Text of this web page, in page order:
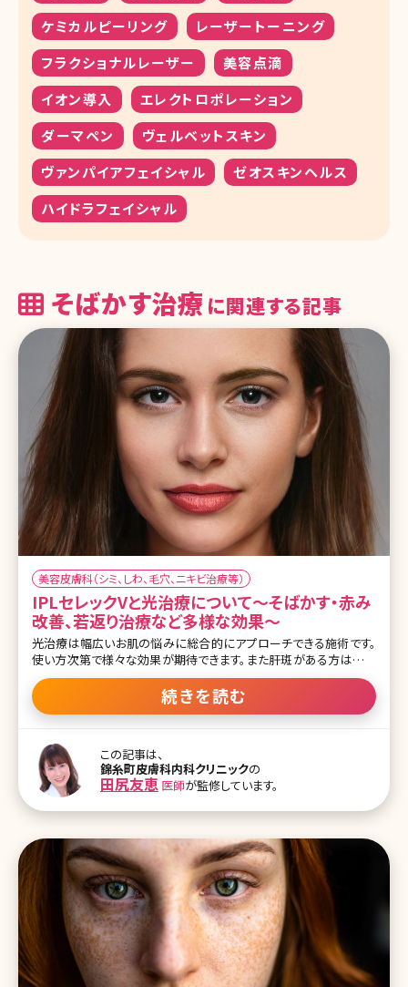
ケミカルピーリング
レーザートーニング
フラクショナルレーザー
美容点滴
イオン導入
エレクトロポレーション
ダーマペン
ヴェルベットスキン
ヴァンパイアフェイシャル
ゼオスキンヘルス
ハイドラフェイシャル
そばかす治療 に関連する記事
美容皮膚科（シミ、しわ、毛穴、ニキビ治療等）
IPLセレックVと光治療について〜そばかす・赤み
改善、若返り治療など多様な効果〜
光治療は幅広いお肌の悩みに総合的にアプローチできる施術です。
使い方次第で様々な効果が期待できます。また肝斑がある方は不用
意に施術すると悪化するリスクもあります。光治療とはどんなもの
か、効果や受けない方がいい場合、セレックVという光治療機にフォー
カスして説明しています。どんな治療か気になる方は是非ご覧下さ
わせた「自分仕様のスキンケア治療」が可能です。ダウンタイムはほと
んどなく、茶色のシミくすみの他にも、血管病変等の赤みにも作用し
てさらなる美白肌へと導きます。今までの光治療で満足できなかった
方にもぜひ試してもらいたい治療です。 そもそも光治療とは 光治療
（IPL：Intense Plused Light）は広い波長のカメラのフラッシュのよう
続きを読む
この記事は、
錦糸町皮膚科内科クリニックの
田尻友恵 医師が監修しています。